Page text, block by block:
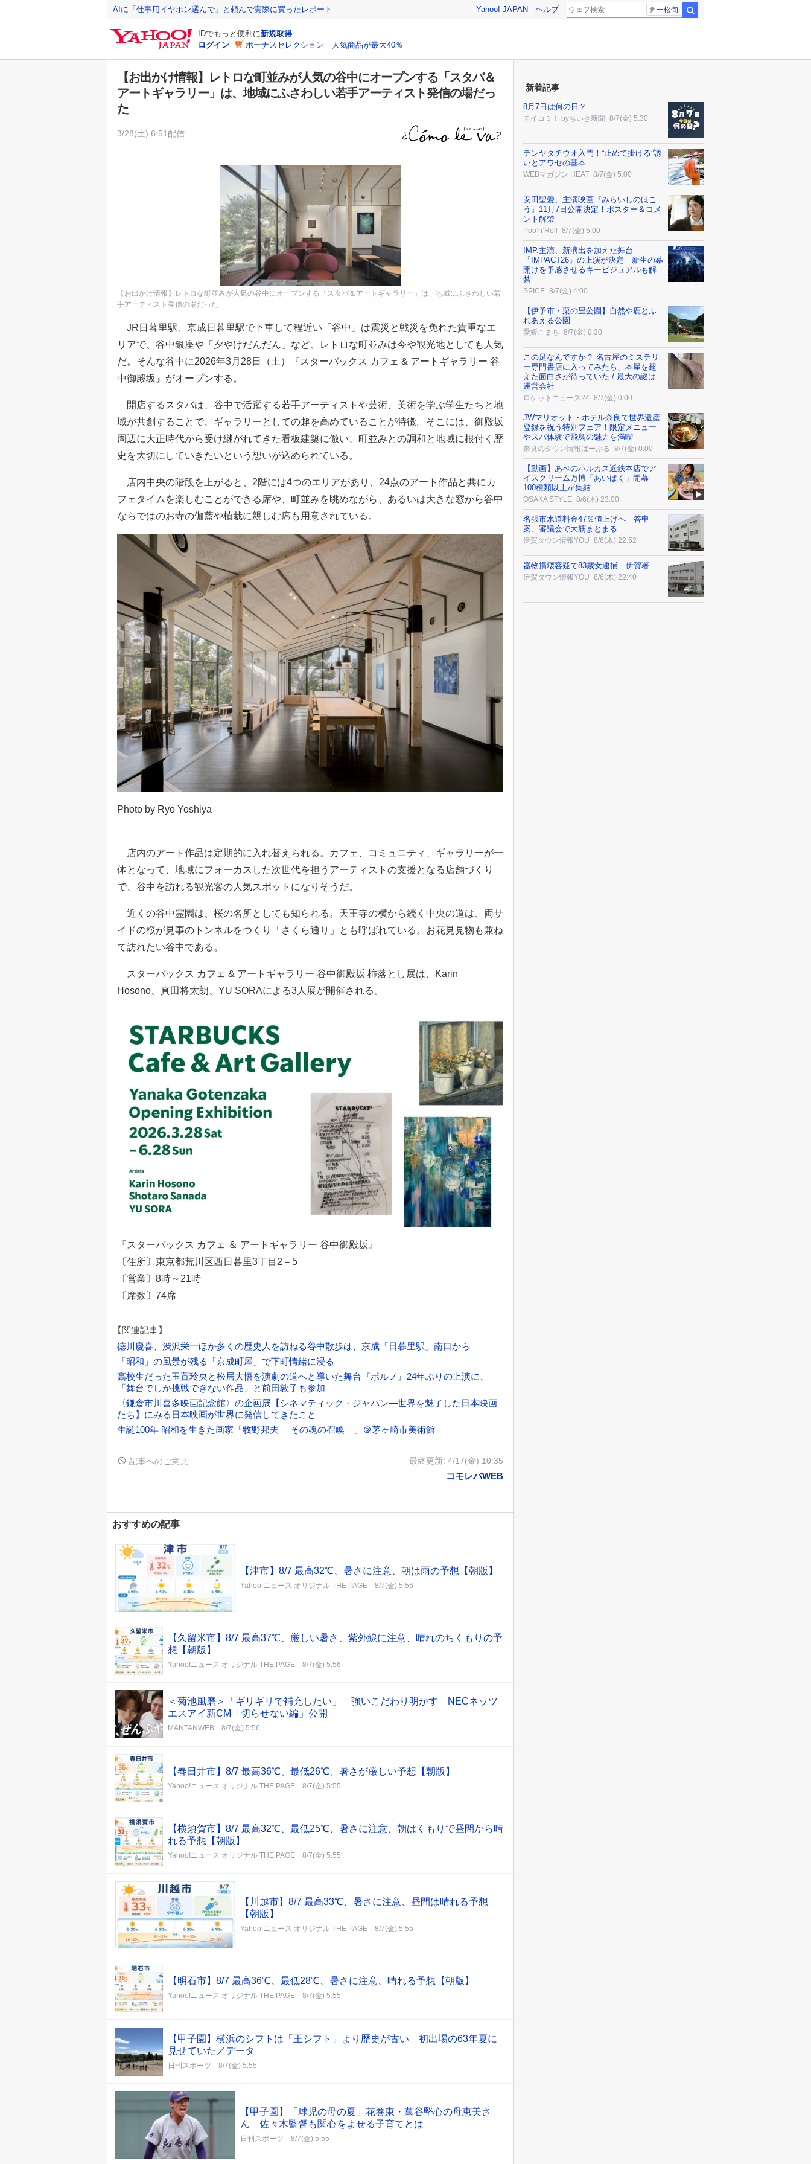
AIに「仕事用イヤホン選んで」と頼んで実際に買ったレポート Yahoo! JAPAN ヘルプ 一松旬
IDでもっと便利に新規取得
ログイン
ボーナスセレクション 人気商品が最大40％
【お出かけ情報】レトロな町並みが人気の谷中にオープンする「スタバ＆
アートギャラリー」は、地域にふさわしい若手アーティスト発信の場だっ
た
3/28(土) 6:51配信
【お出かけ情報】レトロな町並みが人気の谷中にオープンする「スタバ＆アートギャラリー」は、地域にふさわしい若
手アーティスト発信の場だった
JR日暮里駅、京成日暮里駅で下車して程近い「谷中」は震災と戦災を免れた貴重なエ
リアで、谷中銀座や「夕やけだんだん」など、レトロな町並みは今や観光地としても人気
だ。そんな谷中に2026年3月28日（土）『スターバックス カフェ & アートギャラリー 谷
中御殿坂』がオープンする。
開店するスタバは、谷中で活躍する若手アーティストや芸術、美術を学ぶ学生たちと地
域が共創することで、ギャラリーとしての趣を高めていることが特徴。そこには、御殿坂
周辺に大正時代から受け継がれてきた看板建築に倣い、町並みとの調和と地域に根付く歴
史を大切にしていきたいという想いが込められている。
店内中央の階段を上がると、2階には4つのエリアがあり、24点のアート作品と共にカ
フェタイムを楽しむことができる席や、町並みを眺めながら、あるいは大きな窓から谷中
ならではのお寺の伽藍や植栽に親しむ席も用意されている。
Photo by Ryo Yoshiya
店内のアート作品は定期的に入れ替えられる。カフェ、コミュニティ、ギャラリーが一
体となって、地域にフォーカスした次世代を担うアーティストの支援となる店舗づくり
で、谷中を訪れる観光客の人気スポットになりそうだ。
近くの谷中霊園は、桜の名所としても知られる。天王寺の横から続く中央の道は、両サ
イドの桜が見事のトンネルをつくり「さくら通り」とも呼ばれている。お花見見物も兼ね
て訪れたい谷中である。
スターバックス カフェ & アートギャラリー 谷中御殿坂 柿落とし展は、Karin
Hosono、真田将太朗、YU SORAによる3人展が開催される。
『スターバックス カフェ ＆ アートギャラリー 谷中御殿坂』
〔住所〕東京都荒川区西日暮里3丁目2－5
〔営業〕8時～21時
〔席数〕74席
【関連記事】
徳川慶喜、渋沢栄一ほか多くの歴史人を訪ねる谷中散歩は、京成「日暮里駅」南口から
「昭和」の風景が残る「京成町屋」で下町情緒に浸る
高校生だった玉置玲央と松居大悟を演劇の道へと導いた舞台『ポルノ』24年ぶりの上演に、
「舞台でしか挑戦できない作品」と前田敦子も参加
〈鎌倉市川喜多映画記念館〉の企画展【シネマティック・ジャパン—世界を魅了した日本映画
たち】にみる日本映画が世界に発信してきたこと
生誕100年 昭和を生きた画家「牧野邦夫 —その魂の召喚—」＠茅ヶ崎市美術館
記事へのご意見 最終更新: 4/17(金) 10:35
コモレバWEB
おすすめの記事
【津市】8/7 最高32℃、暑さに注意、朝は雨の予想【朝版】
Yahoo!ニュース オリジナル THE PAGE 8/7(金) 5:56
【久留米市】8/7 最高37℃、厳しい暑さ、紫外線に注意、晴れのちくもりの予
想【朝版】
Yahoo!ニュース オリジナル THE PAGE 8/7(金) 5:56
＜菊池風磨＞「ギリギリで補充したい」 強いこだわり明かす NECネッツ
エスアイ新CM「切らせない編」公開
MANTANWEB 8/7(金) 5:56
【春日井市】8/7 最高36℃、最低26℃、暑さが厳しい予想【朝版】
Yahoo!ニュース オリジナル THE PAGE 8/7(金) 5:55
【横須賀市】8/7 最高32℃、最低25℃、暑さに注意、朝はくもりで昼間から晴
れる予想【朝版】
Yahoo!ニュース オリジナル THE PAGE 8/7(金) 5:55
【川越市】8/7 最高33℃、暑さに注意、昼間は晴れる予想
【朝版】
Yahoo!ニュース オリジナル THE PAGE 8/7(金) 5:55
【明石市】8/7 最高36℃、最低28℃、暑さに注意、晴れる予想【朝版】
Yahoo!ニュース オリジナル THE PAGE 8/7(金) 5:55
【甲子園】横浜のシフトは「王シフト」より歴史が古い 初出場の63年夏に
見せていた／データ
日刊スポーツ 8/7(金) 5:55
【甲子園】「球児の母の夏」花巻東・萬谷堅心の母恵美さ
ん 佐々木監督も関心をよせる子育てとは
日刊スポーツ 8/7(金) 5:55
新着記事
8月7日は何の日？
チイコミ！ byちいき新聞 8/7(金) 5:30
テンヤタチウオ入門！“止めて掛ける”誘
いとアワセの基本
WEBマガジン HEAT 8/7(金) 5:00
安田聖愛、主演映画『みらいしのほこ
う』11月7日公開決定！ポスター＆コメ
ント解禁
Pop’n’Roll 8/7(金) 5:00
IMP.主演、新演出を加えた舞台
『IMPACT26』の上演が決定 新生の幕
開けを予感させるキービジュアルも解
禁
SPICE 8/7(金) 4:00
【伊予市・栗の里公園】自然や鹿とふ
れあえる公園
愛媛こまち 8/7(金) 0:30
この足なんですか？ 名古屋のミステリ
ー専門書店に入ってみたら、本屋を超
えた面白さが待っていた / 最大の謎は
運営会社
ロケットニュース24 8/7(金) 0:00
JWマリオット・ホテル奈良で世界遺産
登録を祝う特別フェア！限定メニュー
やスパ体験で飛鳥の魅力を満喫
奈良のタウン情報ぱーぷる 8/7(金) 0:00
【動画】あべのハルカス近鉄本店でア
イスクリーム万博「あいぱく」開幕
100種類以上が集結
OSAKA STYLE 8/6(木) 23:00
名張市水道料金47％値上げへ 答申
案、審議会で大筋まとまる
伊賀タウン情報YOU 8/6(木) 22:52
器物損壊容疑で83歳女逮捕 伊賀署
伊賀タウン情報YOU 8/6(木) 22:40